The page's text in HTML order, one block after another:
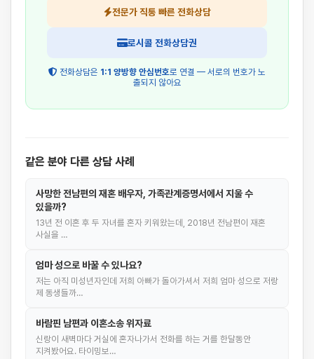
전문가 직통 빠른 전화상담
로시콜 전화상담권
전화상담은 1:1 양방향 안심번호로 연결 — 서로의 번호가 노
출되지 않아요
같은 분야 다른 상담 사례
사망한 전남편의 재혼 배우자, 가족관계증명서에서 지울 수
있을까?
13년 전 이혼 후 두 자녀를 혼자 키워왔는데, 2018년 전남편이 재혼
사실을 …
엄마 성으로 바꿀 수 있나요?
저는 아직 미성년자인데 저희 아빠가 돌아가셔서 저희 엄마 성으로 저랑
제 동생들까…
바람핀 남편과 이혼소송 위자료
신랑이 새벽마다 거실에 혼자나가서 전화를 하는 거를 한달동안
지켜봤어요. 타이밍보…